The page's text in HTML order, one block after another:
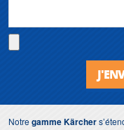
Notregamme Kärcher